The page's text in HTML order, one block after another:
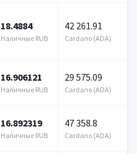
18.4884
Наличные RUB
42 261.91
Cardano (ADA)
16.906121
Наличные RUB
29 575.09
Cardano (ADA)
16.892319
Наличные RUB
47 358.8
Cardano (ADA)